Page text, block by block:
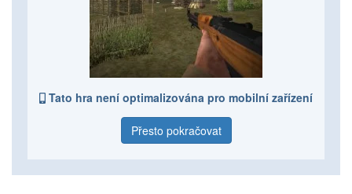
Tato hra není optimalizována pro mobilní zařízení
Přesto pokračovat